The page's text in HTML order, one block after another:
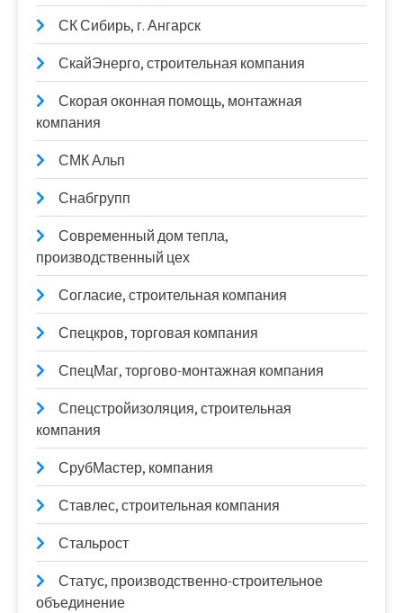
СК Сибирь, г. Ангарск
СкайЭнерго, строительная компания
Скорая оконная помощь, монтажная
компания
СМК Альп
Снабгрупп
Современный дом тепла,
производственный цех
Согласие, строительная компания
Спецкров, торговая компания
СпецМаг, торгово-монтажная компания
Спецстройизоляция, строительная
компания
СрубМастер, компания
Ставлес, строительная компания
Стальрост
Статус, производственно-строительное
объединение